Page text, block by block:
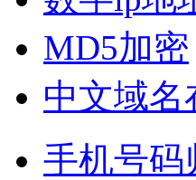
MD5加密
中文域名
手机号码